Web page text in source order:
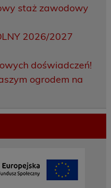
staż zawodowy
2026/2027
doświadczeń!
ogrodem na